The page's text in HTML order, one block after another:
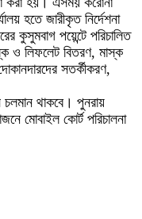
হতে জারীকৃত নির্দেশনা
কুসুমবাগ পয়েন্টে পরিচালিত
ও লিফলেট বিতরণ, মাস্ক
সতর্কীকরণ,
চলমান থাকবে। পুনরায়
মোবাইল কোর্ট পরিচালনা